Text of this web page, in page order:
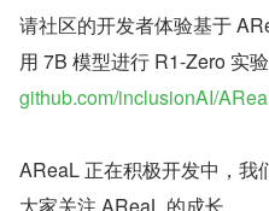
请社区的开发者体验基于
用 7B 模型进行 R1-Zero 实
github.com/inclusionAI/
AReaL 正在积极开发中，我